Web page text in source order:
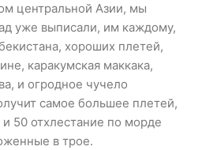
центральной Азии, мы
уже выписали, им каждому,
хороших плетей,
каракумская маккака,
и огродное чучело
самое большее плетей,
50 отхлестание по морде
в трое.